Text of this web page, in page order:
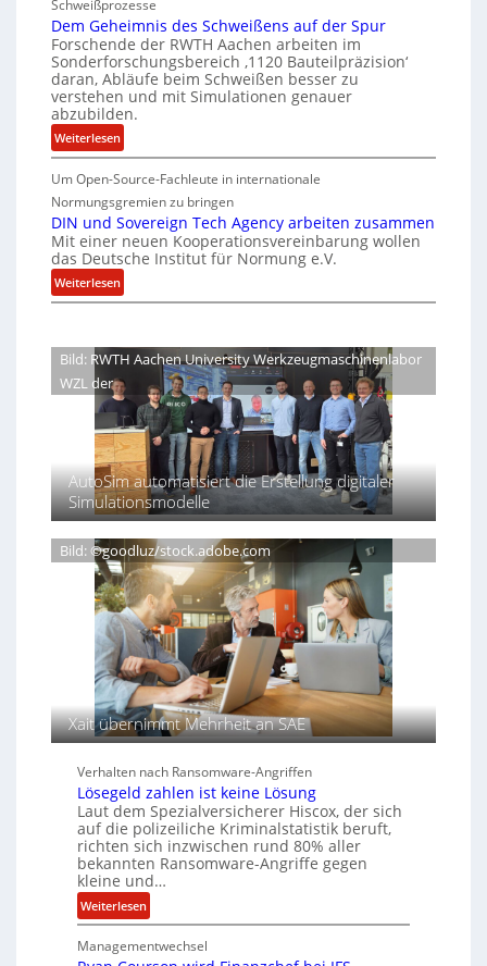
c
h
e
r
e
i
t
s
c
h
k
l
e
i
u
n
g
e
n
e
i
e
n
t
e
r
m
o
n
t
i
e
r
n
l
e
n
z
w
i
d
A
e
a
V
c
r
e
s
i
d
e
n
t
D
A
C
H
p
L
ü
b
e
r
n
i
t
M
i
x
h
o
Schweißprozesse
Dem Geheimnis des Schweißens auf der Spur
Forschende der RWTH Aachen arbeiten im
Sonderforschungsbereich ‚1120 Bauteilpräzision‘
daran, Abläufe beim Schweißen besser zu
verstehen und mit Simulationen genauer
abzubilden.
Weiterlesen:
D
e
m
G
e
h
e
i
n
i
s
d
e
s
S
c
h
e
i
ß
e
n
s
a
u
f
d
r
S
p
u
r
Um Open-Source-Fachleute in internationale
Normungsgremien zu bringen
DIN und Sovereign Tech Agency arbeiten zusammen
Mit einer neuen Kooperationsvereinbarung wollen
das Deutsche Institut für Normung e.V.
Weiterlesen:
D
N
u
n
d
S
o
v
e
r
i
g
n
T
e
c
h
A
g
e
c
y
a
r
b
e
i
t
e
Bild: RWTH Aachen University Werkzeugmaschinenlabor
WZL der
AutoSim automatisiert die Erstellung digitaler
Simulationsmodelle
Bild: ©goodluz/stock.adobe.com
Xait übernimmt Mehrheit an SAE
Verhalten nach Ransomware-Angriffen
Lösegeld zahlen ist keine Lösung
Laut dem Spezialversicherer Hiscox, der sich
auf die polizeiliche Kriminalstatistik beruft,
richten sich inzwischen rund 80% aller
bekannten Ransomware-Angriffe gegen
kleine und…
Weiterlesen:
L
ö
Managementwechsel